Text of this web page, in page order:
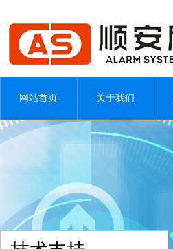
网站首页 关于我们